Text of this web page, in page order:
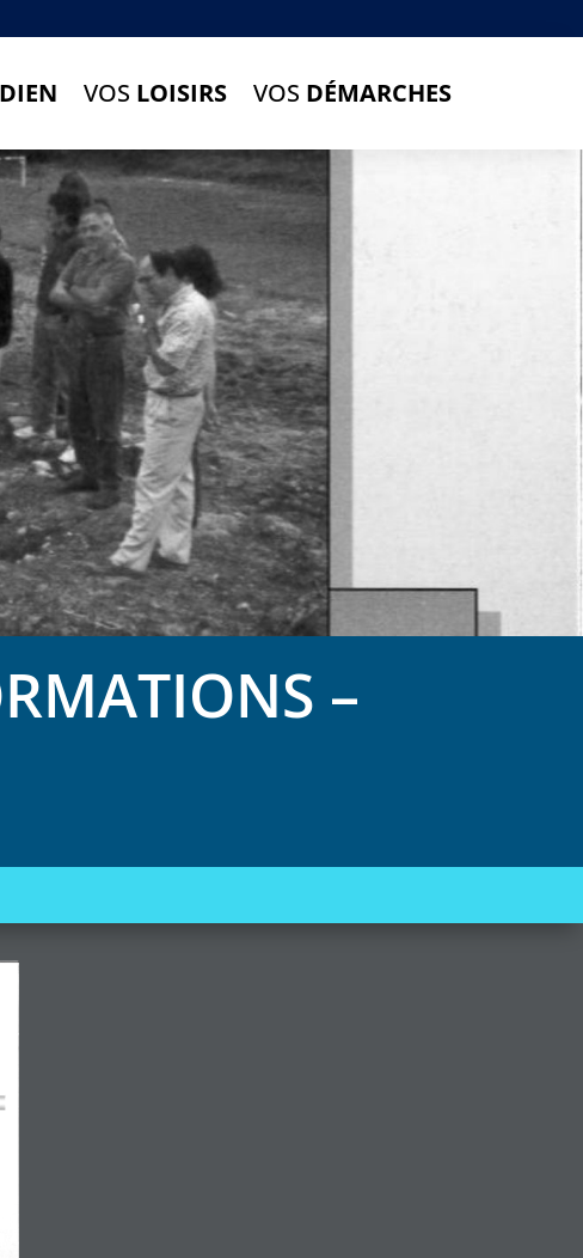
VOS LOISIRS VOS DÉMARCHES
–